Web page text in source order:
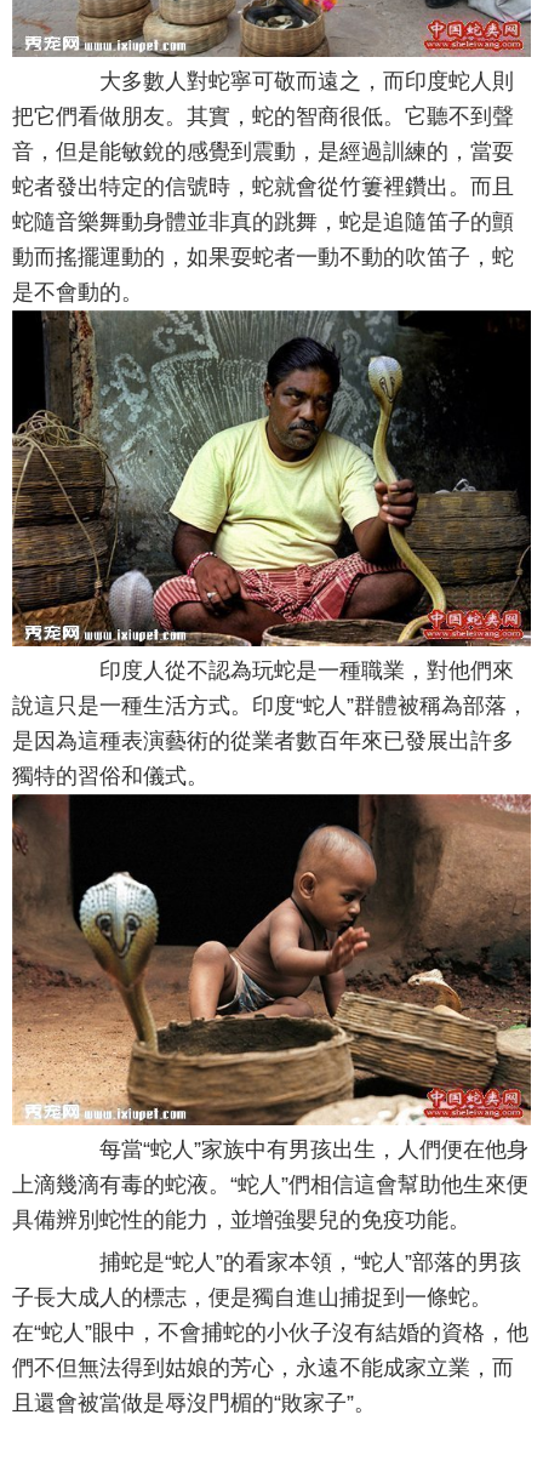
大多數人對蛇寧可敬而遠之，而印度蛇人則
把它們看做朋友。其實，蛇的智商很低。它聽不到聲
音，但是能敏銳的感覺到震動，是經過訓練的，當耍
蛇者發出特定的信號時，蛇就會從竹簍裡鑽出。而且
蛇隨音樂舞動身體並非真的跳舞，蛇是追隨笛子的顫
動而搖擺運動的，如果耍蛇者一動不動的吹笛子，蛇
是不會動的。
印度人從不認為玩蛇是一種職業，對他們來
說這只是一種生活方式。印度“蛇人”群體被稱為部落，
是因為這種表演藝術的從業者數百年來已發展出許多
獨特的習俗和儀式。
每當“蛇人”家族中有男孩出生，人們便在他身
上滴幾滴有毒的蛇液。“蛇人”們相信這會幫助他生來便
具備辨別蛇性的能力，並增強嬰兒的免疫功能。
捕蛇是“蛇人”的看家本領，“蛇人”部落的男孩
子長大成人的標志，便是獨自進山捕捉到一條蛇。
在“蛇人”眼中，不會捕蛇的小伙子沒有結婚的資格，他
們不但無法得到姑娘的芳心，永遠不能成家立業，而
且還會被當做是辱沒門楣的“敗家子”。